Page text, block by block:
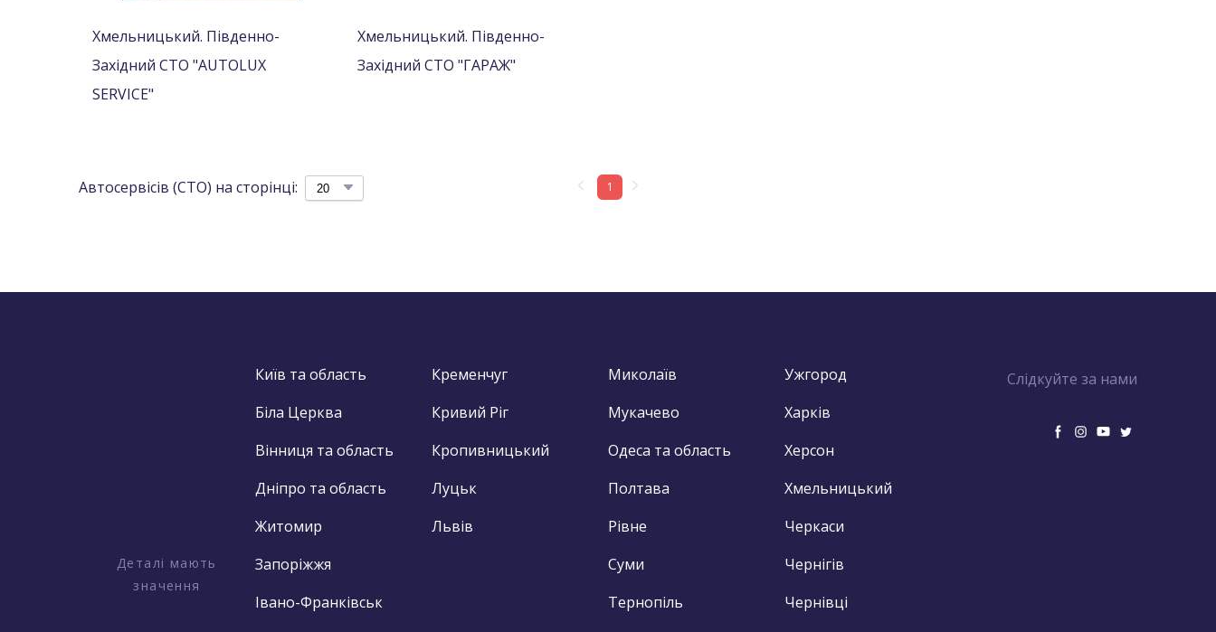
Хмельницький. Південно-
Західний СТО "AUTOLUX
SERVICE"
Хмельницький. Південно-
Західний СТО "ГАРАЖ"
Автосервісів (СТО) на сторінці: 1
Деталі мають
значення
Київ та область
Біла Церква
Вінниця та область
Дніпро та область
Житомир
Запоріжжя
Івано-Франківськ
Кременчуг
Кривий Ріг
Кропивницький
Луцьк
Львів
Миколаїв
Мукачево
Одеса та область
Полтава
Рівне
Суми
Тернопіль
Ужгород
Харків
Херсон
Хмельницький
Черкаси
Чернігів
Чернівці
Слідкуйте за нами